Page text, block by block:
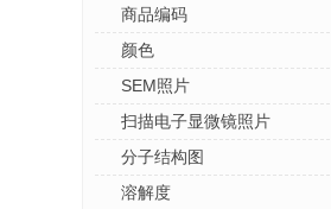
商品编码
颜色
SEM照片
扫描电子显微镜照片
分子结构图
溶解度